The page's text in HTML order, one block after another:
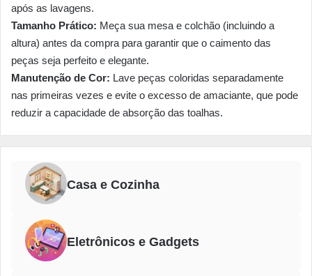
após as lavagens.
Tamanho Prático: Meça sua mesa e colchão (incluindo a
altura) antes da compra para garantir que o caimento das
peças seja perfeito e elegante.
Manutenção de Cor: Lave peças coloridas separadamente
nas primeiras vezes e evite o excesso de amaciante, que pode
reduzir a capacidade de absorção das toalhas.
Casa e Cozinha
Eletrônicos e Gadgets